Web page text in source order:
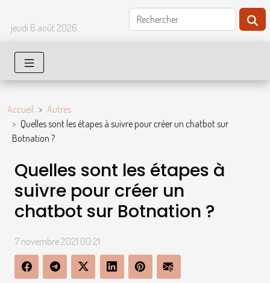
jeudi 6 août 2026
Accueil
Autres
Quelles sont les étapes à suivre pour créer un chatbot sur
Botnation ?
Quelles sont les étapes à
suivre pour créer un
chatbot sur Botnation ?
7 novembre 2021 00:21